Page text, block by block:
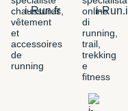
i-Run.fr i-